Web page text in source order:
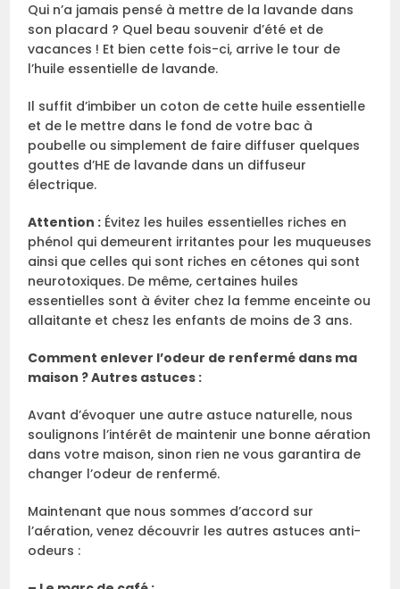
Qui n’a jamais pensé à mettre de la lavande dans
son placard ? Quel beau souvenir d’été et de
vacances ! Et bien cette fois-ci, arrive le tour de
l’huile essentielle de lavande.
Il suffit d’imbiber un coton de cette huile essentielle
et de le mettre dans le fond de votre bac à
poubelle ou simplement de faire diffuser quelques
gouttes d’HE de lavande dans un diffuseur
électrique.
Attention : Évitez les huiles essentielles riches en
phénol qui demeurent irritantes pour les muqueuses
ainsi que celles qui sont riches en cétones qui sont
neurotoxiques. De même, certaines huiles
essentielles sont à éviter chez la femme enceinte ou
allaitante et chesz les enfants de moins de 3 ans.
Comment enlever l’odeur de renfermé dans ma
maison ? Autres astuces :
Avant d’évoquer une autre astuce naturelle, nous
soulignons l’intérêt de maintenir une bonne aération
dans votre maison, sinon rien ne vous garantira de
changer l’odeur de renfermé.
Maintenant que nous sommes d’accord sur
l’aération, venez découvrir les autres astuces anti-
odeurs :